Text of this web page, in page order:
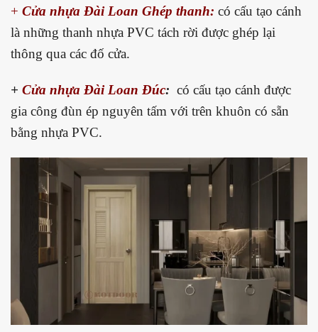
+ Cửa nhựa Đài Loan Ghép thanh: có cấu tạo cánh
là những thanh nhựa PVC tách rời được ghép lại
thông qua các đố cửa.
+ Cửa nhựa Đài Loan Đúc: có cấu tạo cánh được
gia công đùn ép nguyên tấm với trên khuôn có sẵn
bằng nhựa PVC.